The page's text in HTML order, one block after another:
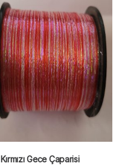
Kırmızı Gece Çaparisi